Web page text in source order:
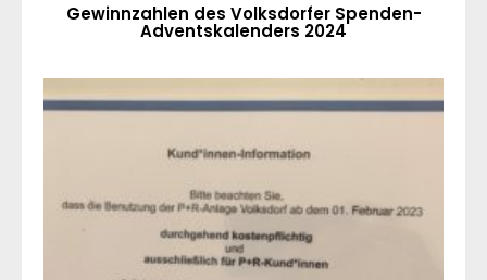
Gewinnzahlen des Volksdorfer Spenden-
Adventskalenders 2024